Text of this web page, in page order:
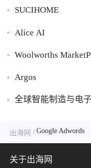
SUCIHOME
Alice AI
Woolworths
Argos
全球智能制造与电
出海网 / Google Adwords
关于出海网